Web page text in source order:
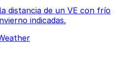
distancia de un VE con frío
indicadas.